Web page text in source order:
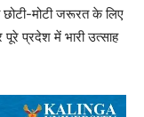
मोटी जरूरत के लिए
प्रदेश में भारी उत्साह